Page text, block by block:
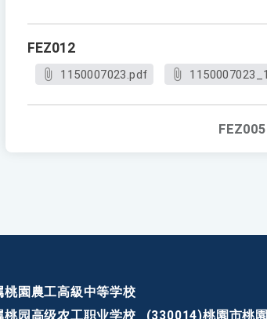
FEZ012
1150007023.pdf
FEZ005
桃園農工高級中等学校
桃园高级农工职业学校
(330014)桃園市桃